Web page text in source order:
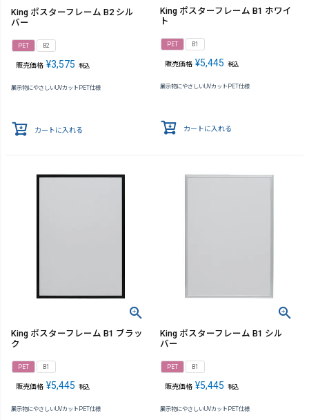
King ポスターフレーム B2 シル
バー
PET B2
販売価格 ¥3,575 税込
展示物にやさしいUVカットPET仕様
カートに入れる
King ポスターフレーム B1 ホワイ
ト
PET B1
販売価格 ¥5,445 税込
展示物にやさしいUVカットPET仕様
カートに入れる
King ポスターフレーム B1 ブラッ
ク
PET B1
販売価格 ¥5,445 税込
展示物にやさしいUVカットPET仕様
King ポスターフレーム B1 シル
バー
PET B1
販売価格 ¥5,445 税込
展示物にやさしいUVカットPET仕様